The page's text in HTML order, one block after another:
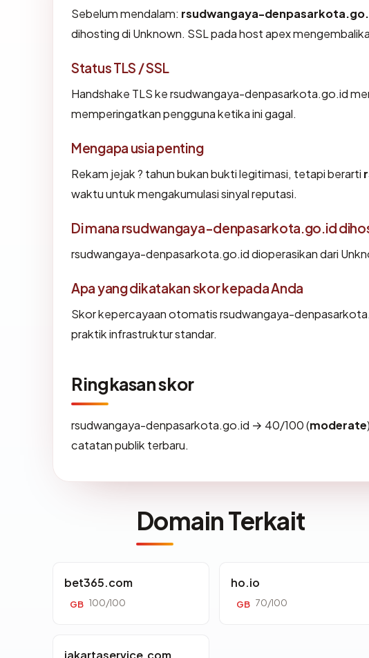
Sebelum mendalam: rsudwangaya-
dihosting di Unknown. SSL pada host apex
Status TLS / SSL
Handshake TLS ke rsudwangaya-denpasarkota.go.id
memperingatkan pengguna ketika ini gagal.
Mengapa usia penting
Rekam jejak ? tahun bukan bukti legitimasi, tetapi berarti
waktu untuk mengakumulasi sinyal reputasi.
Di mana rsudwangaya-denpasarkota.go.id
rsudwangaya-denpasarkota.go.id dioperasikan dari
Apa yang dikatakan skor kepada Anda
Skor kepercayaan otomatis rsudwangaya-
praktik infrastruktur standar.
Ringkasan skor
rsudwangaya-denpasarkota.go.id → 40/100 (moderate
catatan publik terbaru.
Domain Terkait
bet365.com
GB 100/100
ho.io
GB 70/100
jakartaservice.com